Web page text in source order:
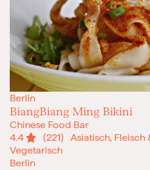
Berlin
BiangBiang Ming Bikini
Chinese Food Bar
4.4
(221) Asiatisch, Fleisch
Vegetarisch
Berlin